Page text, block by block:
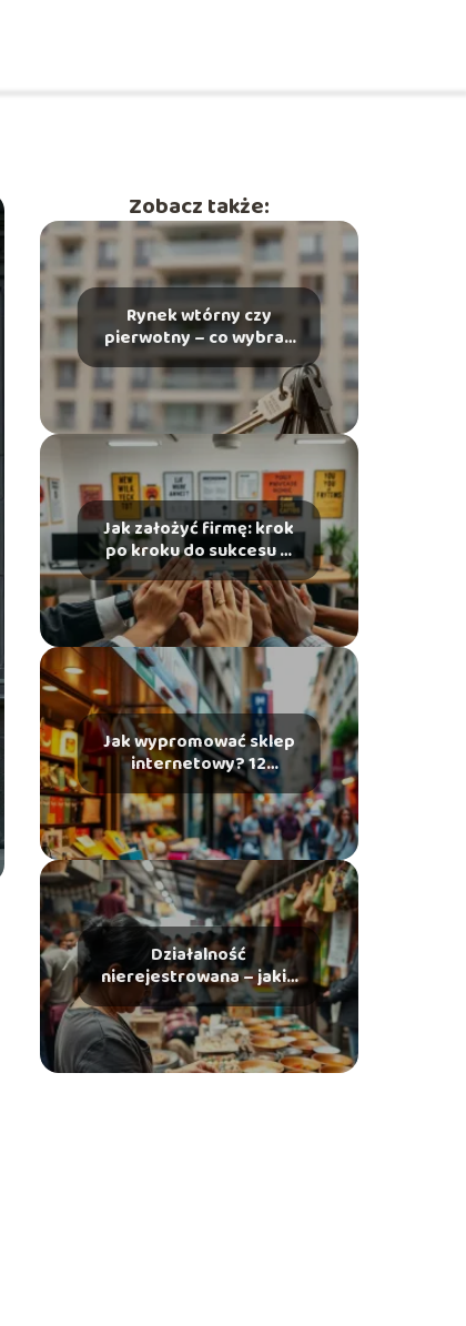
Zobacz także:
Rynek wtórny czy
pierwotny – co wybrać
przy zakupie
mieszkania?
Jak założyć firmę: krok
po kroku do sukcesu w
biznesie
Jak wypromować sklep
internetowy? 12
skutecznych sposobów
Działalność
nierejestrowana – jakie
usługi możesz
świadczyć?